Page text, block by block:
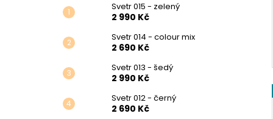
Svetr 015 - zelený
2 990 Kč
Svetr 014 - colour mix
2 690 Kč
Svetr 013 - šedý
2 990 Kč
Svetr 012 - černý
2 690 Kč